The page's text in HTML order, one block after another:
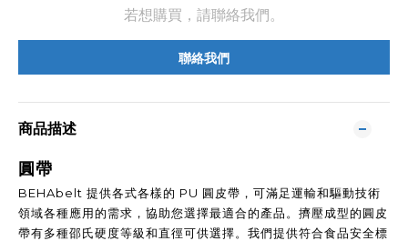
若想購買，請聯絡我們。
聯絡我們
商品描述
圓帶
BEHAbelt 提供各式各樣的 PU 圓皮帶，可滿足運輸和驅動技術
領域各種應用的需求，協助您選擇最適合的產品。擠壓成型的圓皮
帶有多種邵氏硬度等級和直徑可供選擇。我們提供符合食品安全標